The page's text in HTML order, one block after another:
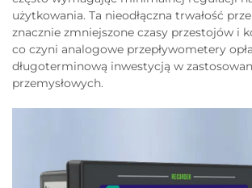
użytkowania. Ta nieodłączna trwałość
znacznie zmniejszone czasy przestojów i
co czyni analogowe przepływometery
długoterminową inwestycją w
przemysłowych.